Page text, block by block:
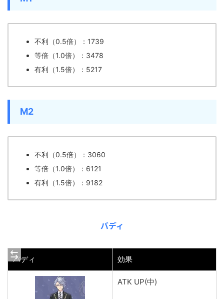
不利（0.5倍）：1739
等倍（1.0倍）：3478
有利（1.5倍）：5217
M2
不利（0.5倍）：3060
等倍（1.0倍）：6121
有利（1.5倍）：9182
バディ
バディ 効果
ATK UP(中)